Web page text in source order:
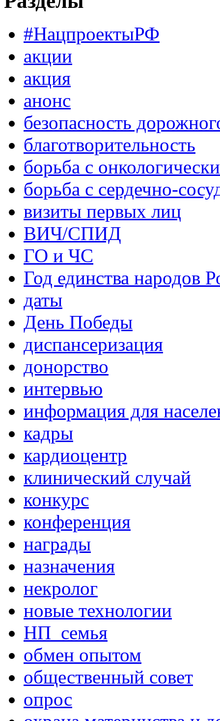
#НацпроектыРФ
акции
акция
анонс
безопасность
благотворительность
борьба с
борьба с сердечно-
визиты первых лиц
ВИЧ/СПИД
ГО и ЧС
Год единства народов
даты
День Победы
диспансеризация
донорство
интервью
информация для
кадры
кардиоцентр
клинический случай
конкурс
конференция
награды
назначения
некролог
новые технологии
НП_семья
обмен опытом
общественный совет
опрос